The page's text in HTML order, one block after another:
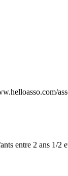
entre 2 ans 1/